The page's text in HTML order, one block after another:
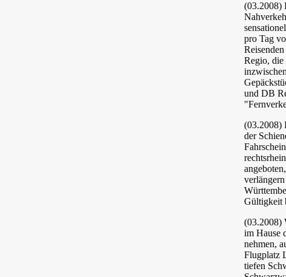
(03.2008)
pro Tag
Regio, die
und DB
(03.2008)
der
Gültigkeit
(03.2008)
im Hause
nehmen,
Flugplatz
tiefen